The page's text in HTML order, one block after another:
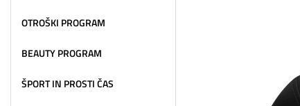
OTROŠKI PROGRAM
BEAUTY PROGRAM
ŠPORT IN PROSTI ČAS